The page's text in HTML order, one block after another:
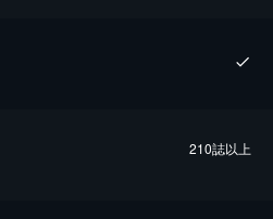
210誌以上